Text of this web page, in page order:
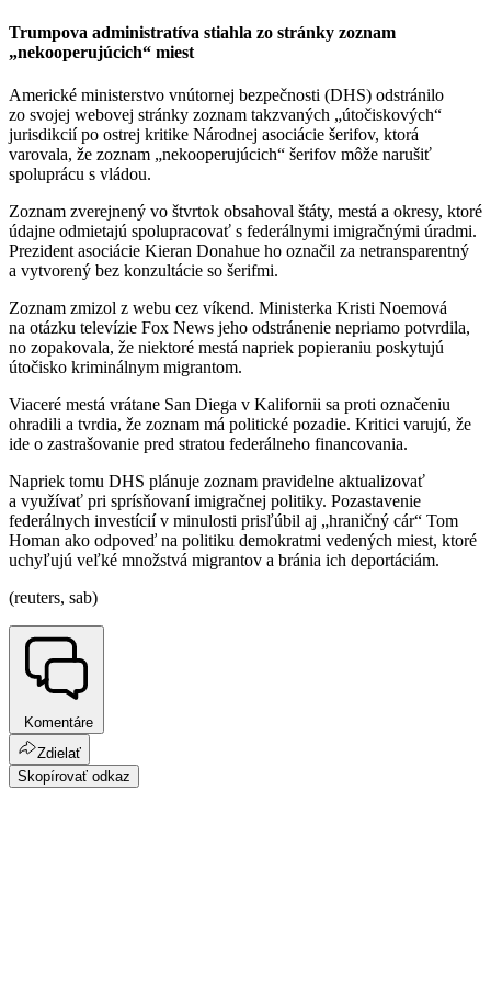
Trumpova administratíva stiahla zo stránky zoznam
„nekooperujúcich“ miest
Americké ministerstvo vnútornej bezpečnosti (DHS) odstránilo
zo svojej webovej stránky zoznam takzvaných „útočiskových“
jurisdikcií po ostrej kritike Národnej asociácie šerifov, ktorá
varovala, že zoznam „nekooperujúcich“ šerifov môže narušiť
spoluprácu s vládou.
Zoznam zverejnený vo štvrtok obsahoval štáty, mestá a okresy, ktoré
údajne odmietajú spolupracovať s federálnymi imigračnými úradmi.
Prezident asociácie Kieran Donahue ho označil za netransparentný
a vytvorený bez konzultácie so šerifmi.
Zoznam zmizol z webu cez víkend. Ministerka Kristi Noemová
na otázku televízie Fox News jeho odstránenie nepriamo potvrdila,
no zopakovala, že niektoré mestá napriek popieraniu poskytujú
útočisko kriminálnym migrantom.
Viaceré mestá vrátane San Diega v Kalifornii sa proti označeniu
ohradili a tvrdia, že zoznam má politické pozadie. Kritici varujú, že
ide o zastrašovanie pred stratou federálneho financovania.
Napriek tomu DHS plánuje zoznam pravidelne aktualizovať
a využívať pri sprísňovaní imigračnej politiky. Pozastavenie
federálnych investícií v minulosti prisľúbil aj „hraničný cár“ Tom
Homan ako odpoveď na politiku demokratmi vedených miest, ktoré
uchyľujú veľké množstvá migrantov a bránia ich deportáciám.
(reuters, sab)
Komentáre
Zdielať
Skopírovať odkaz